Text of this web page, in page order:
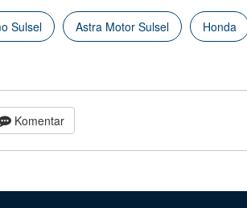
Sulsel Astra Motor Sulsel Honda
Komentar